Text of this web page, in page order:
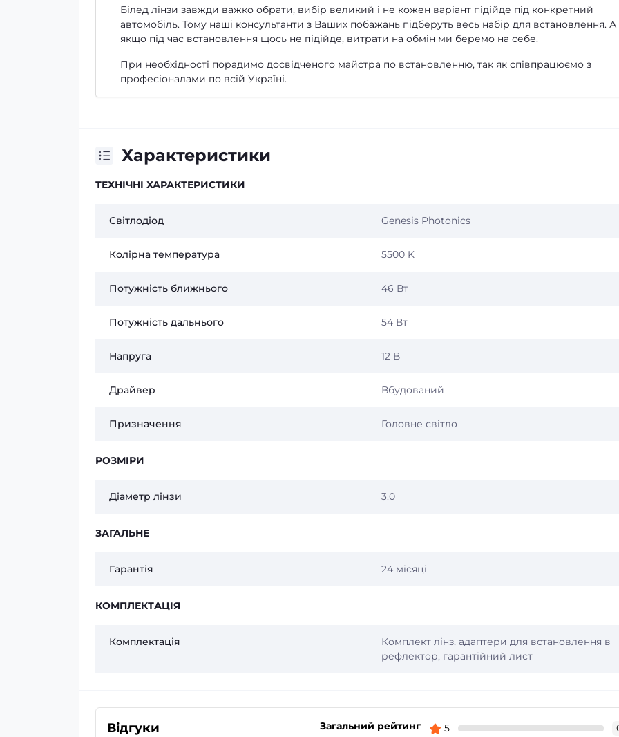
Білед лінзи завжди важко обрати, вибір великий і не кожен варіант підійде під конкретний
автомобіль. Тому наші консультанти з Ваших побажань підберуть весь набір для встановлення. А
якщо під час встановлення щось не підійде, витрати на обмін ми беремо на себе.
При необхідності порадимо досвідченого майстра по встановленню, так як співпрацюємо з
професіоналами по всій Україні.
Характеристики
ТЕХНІЧНІ ХАРАКТЕРИСТИКИ
Світлодіод Genesis Photonics
Колірна температура 5500 K
Потужність ближнього 46 Вт
Потужність дальнього 54 Вт
Напруга 12 В
Драйвер Вбудований
Призначення Головне світло
РОЗМІРИ
Діаметр лінзи 3.0
ЗАГАЛЬНЕ
Гарантія 24 місяці
КОМПЛЕКТАЦІЯ
Комплектація
Комплект лінз, адаптери для встановлення в
рефлектор, гарантійний лист
Відгуки Загальний рейтинг 5